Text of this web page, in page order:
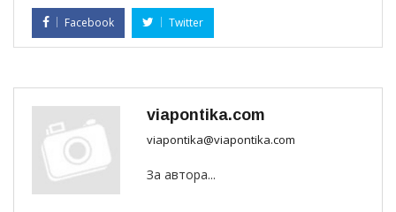
Facebook Twitter
viapontika.com
viapontika@viapontika.com
За автора...